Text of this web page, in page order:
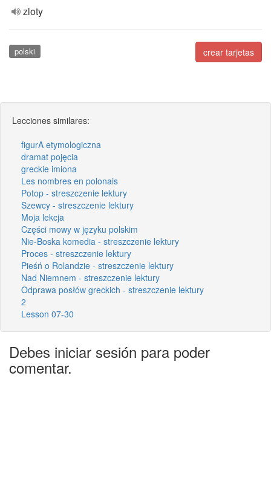
zloty
crear tarjetas
polski
Lecciones similares:
figurA etymologiczna
dramat pojęcia
greckie imiona
Les nombres en polonais
Potop - streszczenie lektury
Szewcy - streszczenie lektury
Moja lekcja
Części mowy w języku polskim
Nie-Boska komedia - streszczenie lektury
Proces - streszczenie lektury
Pieśń o Rolandzie - streszczenie lektury
Nad Niemnem - streszczenie lektury
Odprawa posłów greckich - streszczenie lektury
2
Lesson 07-30
Debes iniciar sesión para poder
comentar.